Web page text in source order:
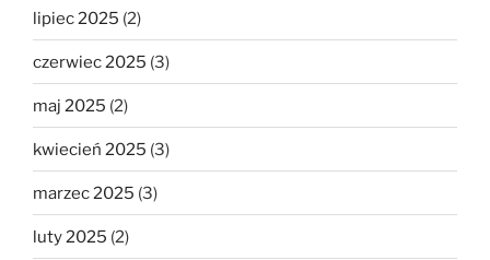
lipiec 2025 (2)
czerwiec 2025 (3)
maj 2025 (2)
kwiecień 2025 (3)
marzec 2025 (3)
luty 2025 (2)